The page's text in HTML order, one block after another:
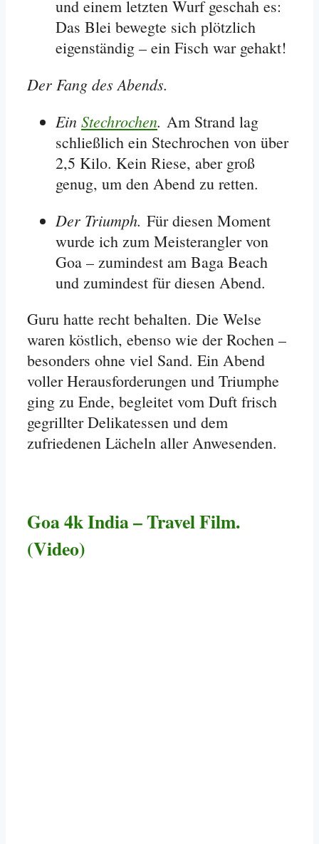
und einem letzten Wurf geschah es:
Das Blei bewegte sich plötzlich
eigenständig – ein Fisch war gehakt!
Der Fang des Abends.
Ein Stechrochen. Am Strand lag
schließlich ein Stechrochen von über
2,5 Kilo. Kein Riese, aber groß
genug, um den Abend zu retten.
Der Triumph. Für diesen Moment
wurde ich zum Meisterangler von
Goa – zumindest am Baga Beach
und zumindest für diesen Abend.
Guru hatte recht behalten. Die Welse
waren köstlich, ebenso wie der Rochen –
besonders ohne viel Sand. Ein Abend
voller Herausforderungen und Triumphe
ging zu Ende, begleitet vom Duft frisch
gegrillter Delikatessen und dem
zufriedenen Lächeln aller Anwesenden.
Goa 4k India – Travel Film.
(Video)